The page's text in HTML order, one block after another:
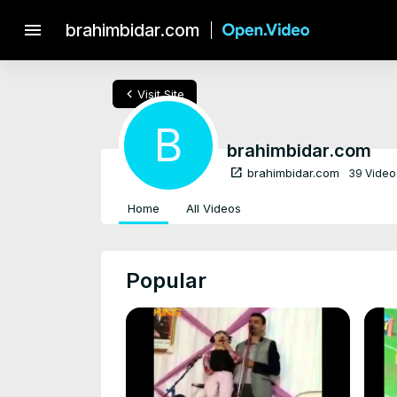
menu brahimbidar.com
chevron_left Visit Site
B brahimbidar.com
open_in_new brahimbidar.com 39
Home All Videos
Popular